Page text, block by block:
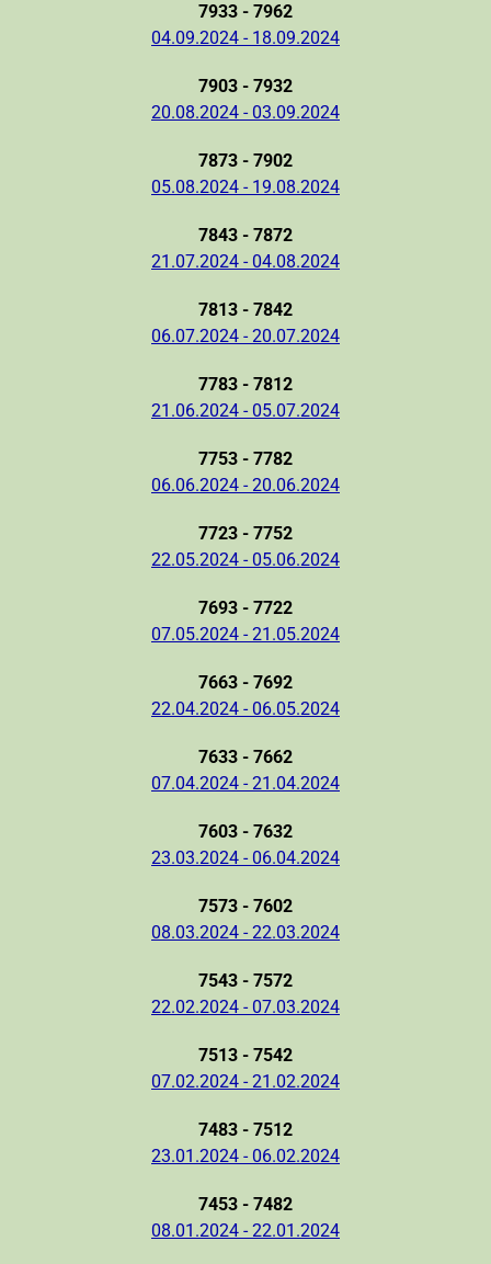
7933 - 7962
04.09.2024 - 18.09.2024
7903 - 7932
20.08.2024 - 03.09.2024
7873 - 7902
05.08.2024 - 19.08.2024
7843 - 7872
21.07.2024 - 04.08.2024
7813 - 7842
06.07.2024 - 20.07.2024
7783 - 7812
21.06.2024 - 05.07.2024
7753 - 7782
06.06.2024 - 20.06.2024
7723 - 7752
22.05.2024 - 05.06.2024
7693 - 7722
07.05.2024 - 21.05.2024
7663 - 7692
22.04.2024 - 06.05.2024
7633 - 7662
07.04.2024 - 21.04.2024
7603 - 7632
23.03.2024 - 06.04.2024
7573 - 7602
08.03.2024 - 22.03.2024
7543 - 7572
22.02.2024 - 07.03.2024
7513 - 7542
07.02.2024 - 21.02.2024
7483 - 7512
23.01.2024 - 06.02.2024
7453 - 7482
08.01.2024 - 22.01.2024